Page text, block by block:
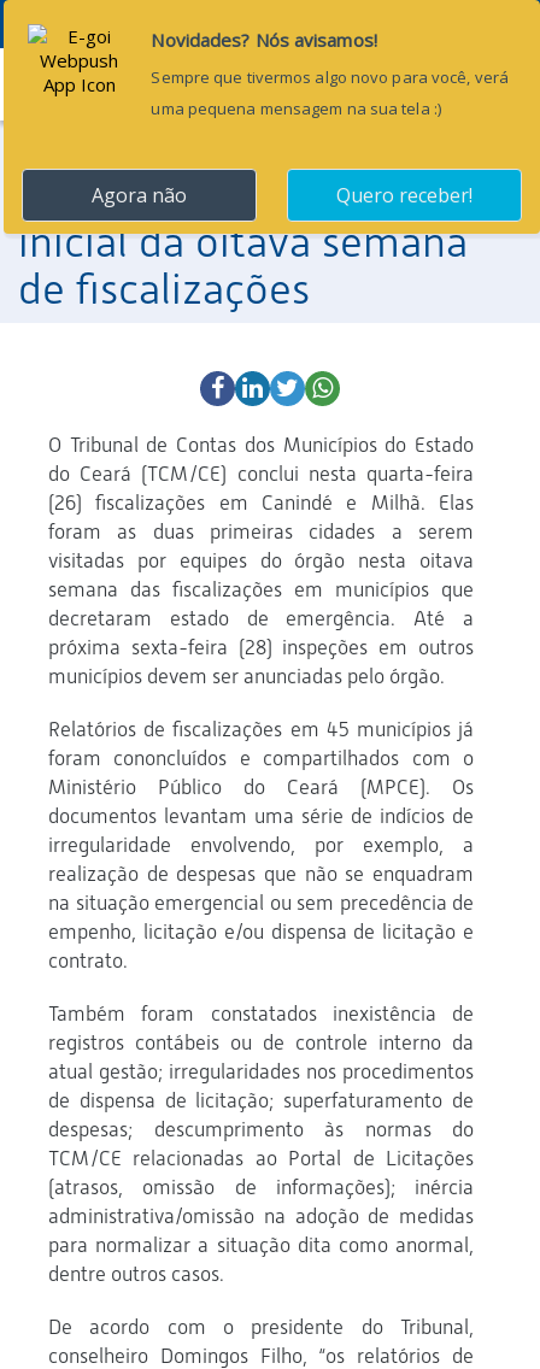
Menu
TCM/CE conclui etapa
inicial da oitava semana
de fiscalizações
O Tribunal de Contas dos Municípios do Estado
do Ceará (TCM/CE) conclui nesta quarta-feira
(26) fiscalizações em Canindé e Milhã. Elas
foram as duas primeiras cidades a serem
visitadas por equipes do órgão nesta oitava
semana das fiscalizações em municípios que
decretaram estado de emergência. Até a
próxima sexta-feira (28) inspeções em outros
municípios devem ser anunciadas pelo órgão.
Relatórios de fiscalizações em 45 municípios já
foram cononcluídos e compartilhados com o
Ministério Público do Ceará (MPCE). Os
documentos levantam uma série de indícios de
irregularidade envolvendo, por exemplo, a
realização de despesas que não se enquadram
na situação emergencial ou sem precedência de
empenho, licitação e/ou dispensa de licitação e
contrato.
Também foram constatados inexistência de
registros contábeis ou de controle interno da
atual gestão; irregularidades nos procedimentos
de dispensa de licitação; superfaturamento de
despesas; descumprimento às normas do
TCM/CE relacionadas ao Portal de Licitações
(atrasos, omissão de informações); inércia
administrativa/omissão na adoção de medidas
para normalizar a situação dita como anormal,
dentre outros casos.
De acordo com o presidente do Tribunal,
conselheiro Domingos Filho, “os relatórios de